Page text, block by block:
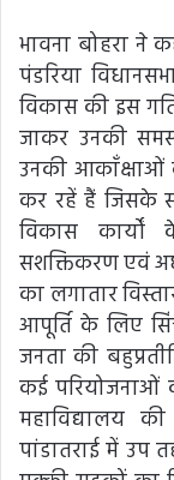
भावना बोहरा
पंडरिया
विकास की इस
जाकर उनकी
उनकी आकाँक्षाओं
कर रहें हैं जिसके
विकास कार्यों
सशक्तिकरण एवं
का लगातार
आपूर्ति के लिए
जनता की
कई परियोजनाओं
महाविद्यालय
पांडातराई में उप